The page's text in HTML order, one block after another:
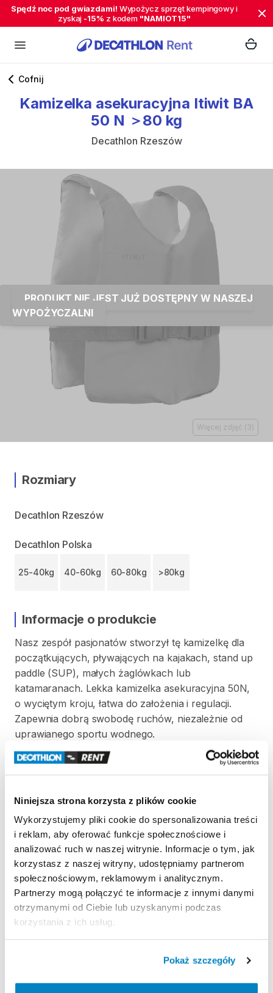
Niniejsza strona korzysta z plików cookie
Wykorzystujemy pliki cookie do spersonalizowania treści
i reklam, aby oferować funkcje społecznościowe i
analizować ruch w naszej witrynie. Informacje o tym, jak
korzystasz z naszej witryny, udostępniamy partnerom
społecznościowym, reklamowym i analitycznym.
Partnerzy mogą połączyć te informacje z innymi danymi
otrzymanymi od Ciebie lub uzyskanymi podczas
korzystania z ich usług.
Pokaż szczegóły
Spędź noc pod gwiazdami! Wypożycz sprzęt kempingowy i
zyskaj -15% z kodem "NAMIOT15"
Cofnij
Kamizelka asekuracyjna Itiwit BA
50 N ＞80 kg
Decathlon Rzeszów
PRODUKT NIE JEST JUŻ DOSTĘPNY W NASZEJ
WYPOŻYCZALNI
Więcej zdjęć ( 3 )
Rozmiary
Decathlon Rzeszów
Decathlon Polska
25-40kg 40-60kg 60-80kg >80kg
Informacje o produkcie
Nasz zespół pasjonatów stworzył tę kamizelkę dla
początkujących​​,​ pływających na kajakach​​,​ stand up
paddle (SUP)​​,​ małych żaglówkach lub
katamaranach. Lekka kamizelka asekuracyjna 50N​​,​
o wyciętym kroju​​,​ łatwa do założenia i regulacji.
Zapewnia dobrą swobodę ruchów​​,​ niezależnie od
uprawianego sportu wodnego.
Kamizelka przeznaczona wadze ponad
Zasady wypożyczenia
REGULAMIN
Regulamin wypożyczalni
Nie pobieramy kaucji za wypożyczenie tego